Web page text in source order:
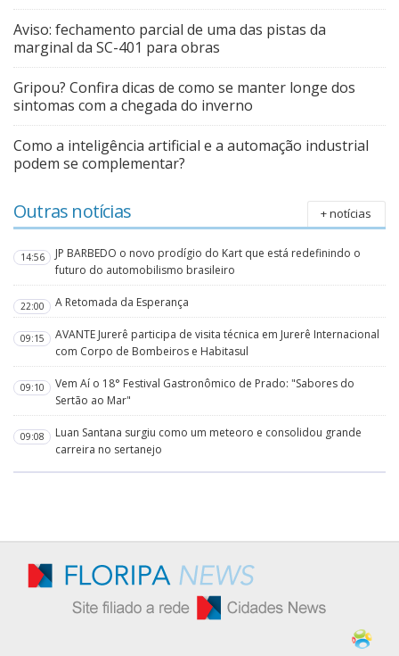
Aviso: fechamento parcial de uma das pistas da
marginal da SC-401 para obras
Gripou? Confira dicas de como se manter longe dos
sintomas com a chegada do inverno
Como a inteligência artificial e a automação industrial
podem se complementar?
Outras notícias + notícias
14:56
JP BARBEDO o novo prodígio do Kart que está redefinindo o
futuro do automobilismo brasileiro
22:00 A Retomada da Esperança
09:15
AVANTE Jurerê participa de visita técnica em Jurerê Internacional
com Corpo de Bombeiros e Habitasul
09:10
Vem Aí o 18° Festival Gastronômico de Prado: "Sabores do
Sertão ao Mar"
09:08
Luan Santana surgiu como um meteoro e consolidou grande
carreira no sertanejo